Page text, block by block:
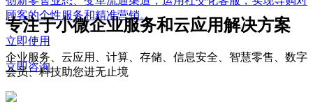
顾客的个性服务和精准营销。
立即使用
立即咨询
专注于小微企业服务和云应用解决方案
企业服务、云应用、计算、存储、信息安全、智慧零售、数字
会员、科技助您进无止境